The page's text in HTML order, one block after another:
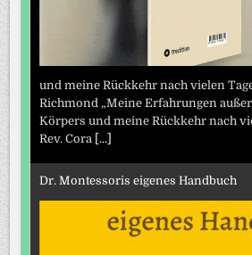
und meine Rückkehr nach vielen
Richmond „Meine Erfahrungen
Körpers und meine Rückkehr nach
Rev. Cora [...]
Dr. Montessoris eigenes Handbuch